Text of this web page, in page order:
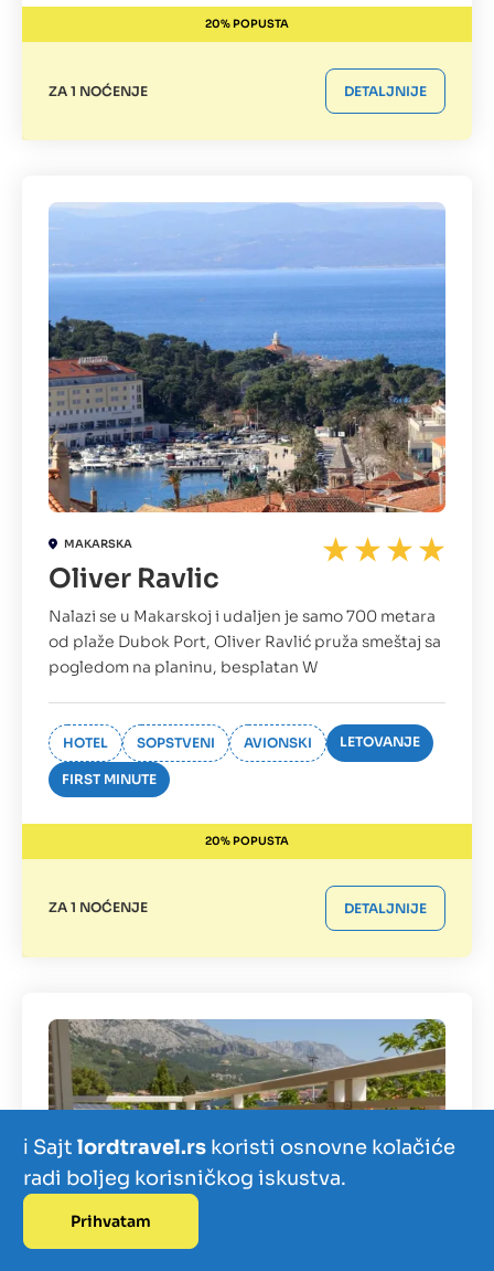
20% POPUSTA
ZA 1 NOĆENJE DETALJNIJE
MAKARSKA
Oliver Ravlic
Nalazi se u Makarskoj i udaljen je samo 700 metara
od plaže Dubok Port, Oliver Ravlić pruža smeštaj sa
pogledom na planinu, besplatan W
HOTEL SOPSTVENI AVIONSKI LETOVANJE
FIRST MINUTE
20% POPUSTA
ZA 1 NOĆENJE DETALJNIJE
Izdvajamo
ℹ️ Sajtlordtravel.rs koristi osnovne kolačiće
radi boljeg korisničkog iskustva.
Prihvatam